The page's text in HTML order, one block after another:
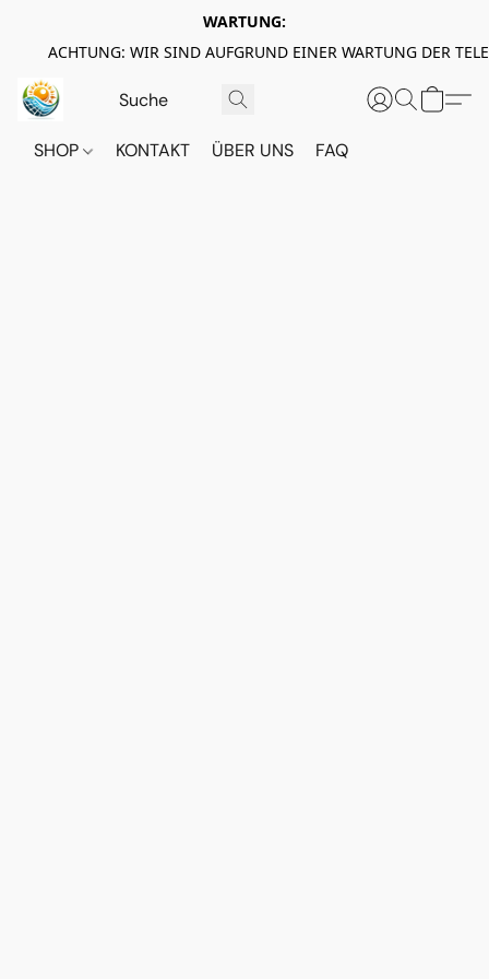
WARTUNG:
ACHTUNG: WIR SIND AUFGRUND EINER WARTUNG DER
SHOP KONTAKT ÜBER UNS FAQ